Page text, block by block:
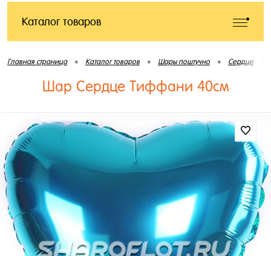
Каталог товаров
Главная страница • Каталог товаров • Шары поштучно • Сердце
Шар Сердце Тиффани 40см